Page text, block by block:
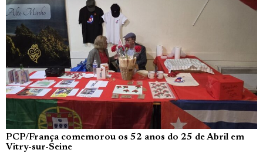
PCP/França comemorou os 52 anos do 25 de Abril em
Vitry-sur-Seine